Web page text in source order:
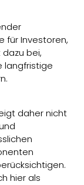
für Investoren,
bei,
langfristige
daher nicht
hier als